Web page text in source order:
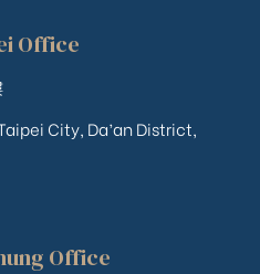
Office
City, Da’an District,
Office